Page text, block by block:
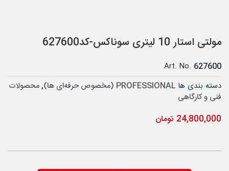
مولتی استار 10 لیتری سوناکس-کد627600
Art. No. 627600
دسته بندی ها PROFESSIONAL (مخصوص حرفه‌ای ها) ,محصولات
فنی و کارگاهی
24,800,000 تومان